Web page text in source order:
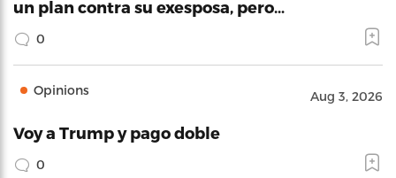
un plan contra su exesposa, pero…
0
Opinions Aug 3, 2026
Voy a Trump y pago doble
0